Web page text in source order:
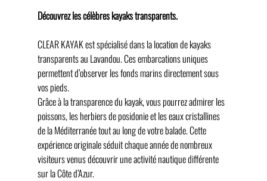
Découvrez les célèbres kayaks transparents.
CLEAR KAYAK est spécialisé dans la location de kayaks
transparents au Lavandou. Ces embarcations uniques
permettent d’observer les fonds marins directement sous
vos pieds.
Grâce à la transparence du kayak, vous pourrez admirer les
poissons, les herbiers de posidonie et les eaux cristallines
de la Méditerranée tout au long de votre balade. Cette
expérience originale séduit chaque année de nombreux
visiteurs venus découvrir une activité nautique différente
sur la Côte d’Azur.